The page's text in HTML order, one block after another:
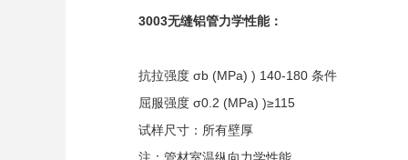
3003无缝铝管力学性能：
抗拉强度 σb (MPa) ) 140-180 条件
屈服强度 σ0.2 (MPa) )≥115
试样尺寸：所有壁厚